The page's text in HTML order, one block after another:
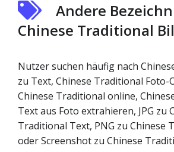
Andere
Chinese Traditional
Nutzer suchen häufig nach
zu Text, Chinese Traditional Foto-
Chinese Traditional online,
Text aus Foto extrahieren, JPG zu
Traditional Text, PNG zu Chinese
oder Screenshot zu Chinese